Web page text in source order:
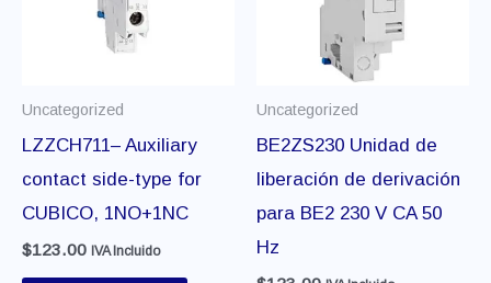
Uncategorized
LZZCH711– Auxiliary
contact side-type for
CUBICO, 1NO+1NC
$123.00 IVA Incluido
Uncategorized
BE2ZS230 Unidad de
liberación de derivación
para BE2 230 V CA 50
Hz